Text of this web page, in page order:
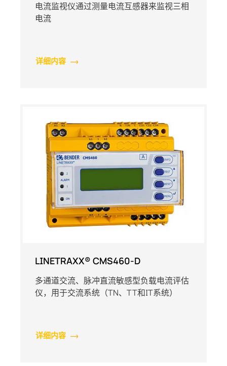
电流监视仪通过测量电流互感器来监视三相
电流
详细内容
LINETRAXX® CMS460-D
多通道交流、脉冲直流敏感型负载电流评估
仪，用于交流系统（TN、TT和IT系统）
详细内容